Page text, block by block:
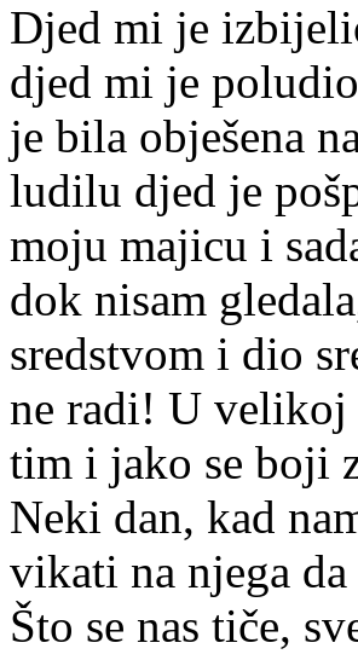
Djed mi je
djed mi je
je bila obješena
ludilu djed je
moju majicu i
dok nisam
sredstvom i dio
ne radi! U velikoj
tim i jako se boji
Neki dan, kad
vikati na njega
Što se nas tiče,